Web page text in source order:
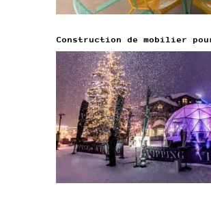
Construction de mobilier pour